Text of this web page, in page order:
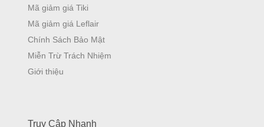
Mã giảm giá Tiki
Mã giảm giá Leflair
Chính Sách Bảo Mật
Miễn Trừ Trách Nhiệm
Giới thiệu
Truy Cập Nhanh